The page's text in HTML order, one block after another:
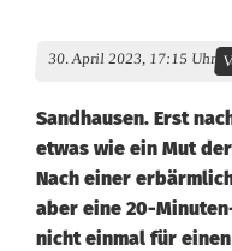
30. April 2023, 17:15 Uhr
Sandhausen. Erst
etwas wie ein Mut
Nach einer
aber eine 20-
nicht einmal für